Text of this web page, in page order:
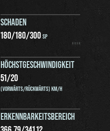
SCHADEN
180/180/300SP
HÖCHSTGESCHWINDIGKEIT
51/20
(VORWÄRTS/RÜCKWÄRTS) KM/H
ERKENNBARKEITSBEREICH